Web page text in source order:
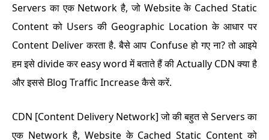
Servers का एक Network है, जो Website के Cached Static
Content को Users की Geographic Location के आधार पर
Content Deliver करता है. बैसे आप Confuse हो गए ना? तो आइये
हम इसे divide कर easy word में बताते हैं की Actually CDN क्या है
और इससे Blog Traffic Increase कैसे करें.
CDN [Content Delivery Network] जो की बहुत से Servers का
एक Network है, Website के Cached Static Content को